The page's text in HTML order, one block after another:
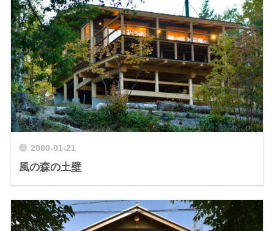
2000-01-21
風の森の土壁